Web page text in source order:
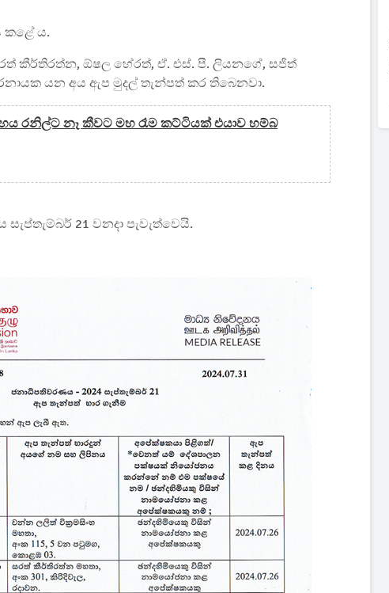
ය.
කීර්තිරත්න, ඕෂල හේරත්, ඒ. එස්. පී. ලියනගේ, සජිත්
යන අය ඇප මුදල් තැන්පත් කර තිබෙනවා.
රනිල්ට නෑ කීවට මහ රෑම කට්ටියක් එයාව හම්බ
21 වනදා පැවැත්වෙයි.